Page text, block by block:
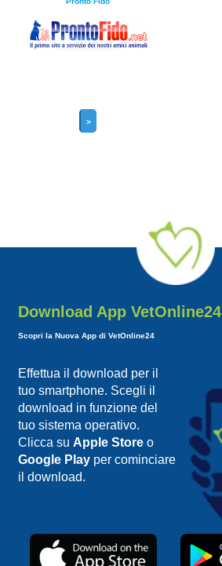
>
Download App VetOnline24
Scopri la Nuova App di VetOnline24
Effettua il download per il
tuo smartphone. Scegli il
download in funzione del
tuo sistema operativo.
Clicca su Apple Storeo
Google Playper cominciare
il download.